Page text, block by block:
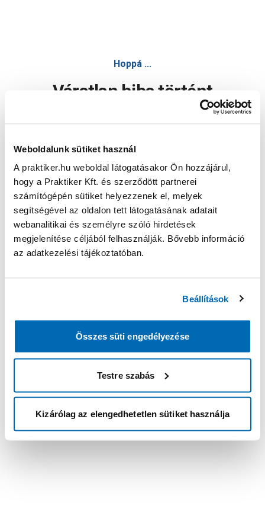
Weboldalunk sütiket használ
A praktiker.hu weboldal látogatásakor Ön hozzájárul,
hogy a Praktiker Kft. és szerződött partnerei
számítógépén sütiket helyezzenek el, melyek
segítségével az oldalon tett látogatásának adatait
webanalitikai és személyre szóló hirdetések
megjelenítése céljából felhasználják. Bővebb információ
az adatkezelési tájékoztatóban.
Beállítások
Összes süti engedélyezése
Testre szabás
Kizárólag az elengedhetetlen sütiket használja
Hoppá ...
Váratlan hiba történt
Oldal újratöltése